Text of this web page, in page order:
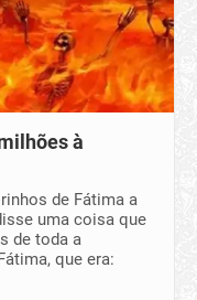
à
de Fátima a
uma coisa que
de toda a
que era: